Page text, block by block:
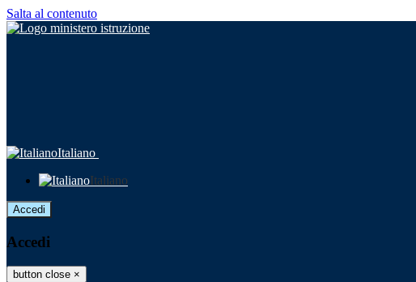
Salta al contenuto
Italiano
Italiano
Accedi
Accedi
button close ×